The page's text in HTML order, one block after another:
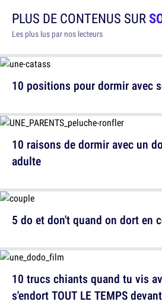
PLUS DE CONTENUS SUR
Les plus lus par nos lecteurs
10 positions pour dormir avec
5 do et don't quand on dort en
10 raisons de dormir avec un
adulte
10 trucs chiants quand tu vis
s'endort TOUT LE TEMPS